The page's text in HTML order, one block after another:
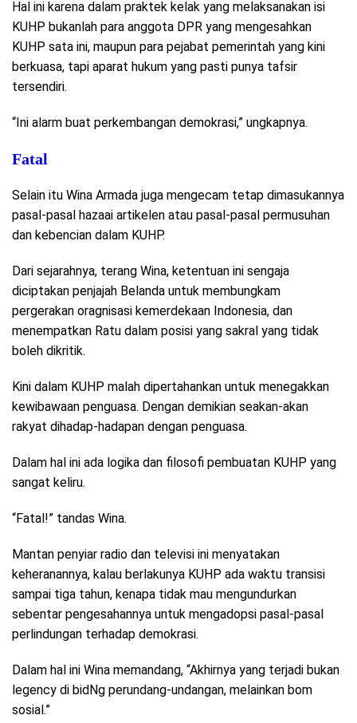
Hal ini karena dalam praktek kelak yang melaksanakan isi
KUHP bukanlah para anggota DPR yang mengesahkan
KUHP sata ini, maupun para pejabat pemerintah yang kini
berkuasa, tapi aparat hukum yang pasti punya tafsir
tersendiri.
“Ini alarm buat perkembangan demokrasi,” ungkapnya.
Fatal
Selain itu Wina Armada juga mengecam tetap dimasukannya
pasal-pasal hazaai artikelen atau pasal-pasal permusuhan
dan kebencian dalam KUHP.
Dari sejarahnya, terang Wina, ketentuan ini sengaja
diciptakan penjajah Belanda untuk membungkam
pergerakan oragnisasi kemerdekaan Indonesia, dan
menempatkan Ratu dalam posisi yang sakral yang tidak
boleh dikritik.
Kini dalam KUHP malah dipertahankan untuk menegakkan
kewibawaan penguasa. Dengan demikian seakan-akan
rakyat dihadap-hadapan dengan penguasa.
Dalam hal ini ada logika dan filosofi pembuatan KUHP yang
sangat keliru.
“Fatal!” tandas Wina.
Mantan penyiar radio dan televisi ini menyatakan
keheranannya, kalau berlakunya KUHP ada waktu transisi
sampai tiga tahun, kenapa tidak mau mengundurkan
sebentar pengesahannya untuk mengadopsi pasal-pasal
perlindungan terhadap demokrasi.
Dalam hal ini Wina memandang, “Akhirnya yang terjadi bukan
legency di bidNg perundang-undangan, melainkan bom
sosial.”